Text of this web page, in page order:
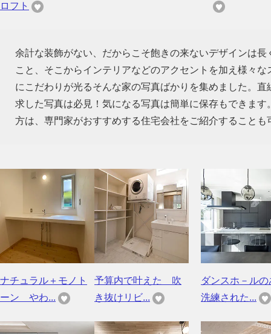
ロフト
余計な装飾がない、だからこそ飽きの来ないデザインは
こと、そこからインテリアなどのアクセントを加え様々
にこだわりが光るそんな家の写真ばかりを集めました。
求した写真は必見！気になる写真は簡単に保存もできま
方は、専門家がおすすめする住宅会社をご紹介することも
ナチュラル＋モノト
ーン やわ...
予算内で叶えた 吹
き抜けリビ...
ダンスホ－ルの
洗練された...